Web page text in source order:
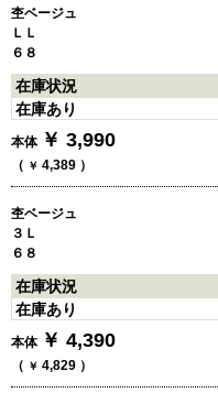
杢ベージュ
ＬＬ
６８
在庫状況
在庫あり
本体 ￥ 3,990
（ ￥ 4,389 ）
杢ベージュ
３Ｌ
６８
在庫状況
在庫あり
本体 ￥ 4,390
（ ￥ 4,829 ）